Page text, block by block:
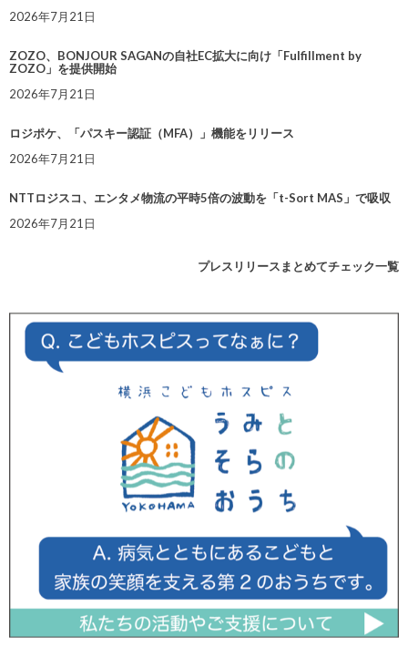
2026年7月21日
ZOZO、BONJOUR SAGANの自社EC拡大に向け「Fulfillment by
ZOZO」を提供開始
2026年7月21日
ロジポケ、「パスキー認証（MFA）」機能をリリース
2026年7月21日
NTTロジスコ、エンタメ物流の平時5倍の波動を「t-Sort MAS」で吸収
2026年7月21日
プレスリリースまとめてチェック一覧